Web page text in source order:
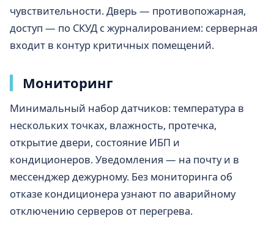
чувствительности. Дверь — противопожарная,
доступ — по СКУД с журналированием: серверная
входит в контур критичных помещений.
Мониторинг
Минимальный набор датчиков: температура в
нескольких точках, влажность, протечка,
открытие двери, состояние ИБП и
кондиционеров. Уведомления — на почту и в
мессенджер дежурному. Без мониторинга об
отказе кондиционера узнают по аварийному
отключению серверов от перегрева.